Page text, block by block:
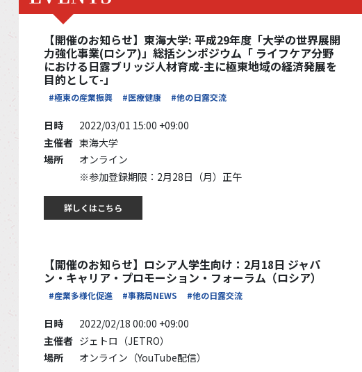
【開催のお知らせ】東海大学: 平成29年度「大学の世界展開
力強化事業(ロシア)」総括シンポジウム「 ライフケア分野
における日露ブリッジ人材育成-主に極東地域の経済発展を
目的として-」
#極東の産業振興 #医療健康 #他の日露交流
日時
2022/03/01 15:00 +09:00
主催者 東海大学
場所
オンライン
※参加登録期限：2月28日（月）正午
詳しくはこちら
【開催のお知らせ】ロシア人学生向け：2月18日 ジャパ
ン・キャリア・プロモーション・フォーラム（ロシア）
#産業多様化促進 #事務局NEWS #他の日露交流
日時
2022/02/18 00:00 +09:00
主催者 ジェトロ（JETRO）
場所
オンライン（YouTube配信）